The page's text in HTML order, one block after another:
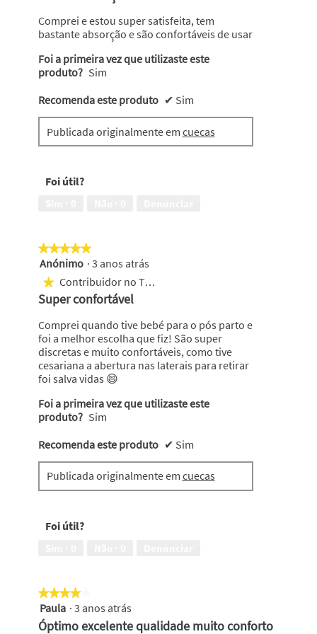
5
estrelas.
Comprei e estou super satisfeita, tem
bastante absorção e são confortáveis de usar
Foi a primeira vez que utilizaste este
produto? Sim
Recomenda este produto ✔ Sim
Publicada originalmente em cuecas
Foi útil?
★★★★★
★★★★★
5
em
estrelas.
Anónimo · 3 anos atrás
★ Contribuidor no Top 500
Super confortável
Comprei quando tive bebé para o pós parto e
foi a melhor escolha que fiz! São super
discretas e muito confortáveis, como tive
cesariana a abertura nas laterais para retirar
foi salva vidas 😄
Foi a primeira vez que utilizaste este
produto? Sim
Recomenda este produto ✔ Sim
Publicada originalmente em cuecas
Foi útil?
★★★★★
★★★★★
4
em
Paula · 3 anos atrás
Óptimo excelente qualidade muito conforto